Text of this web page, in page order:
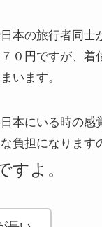
本の旅行者同士
０円ですが、着
います。
本にいる時の感
負担になります
すよ。